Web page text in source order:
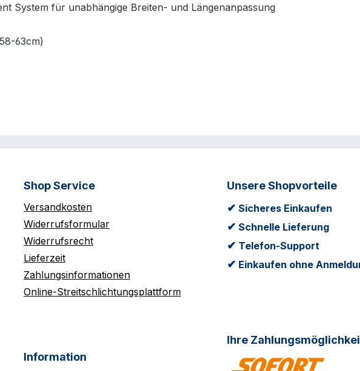
System für unabhängige Breiten- und Längenanpassung
63cm)
Shop Service
Versandkosten
Widerrufsformular
Widerrufsrecht
Lieferzeit
Zahlungsinformationen
Online-Streitschlichtungsplattform
Information
Unsere Shopvorteile
✔ Sicheres Einkaufen
✔ Schnelle Lieferung
✔ Telefon-Support
✔ Einkaufen ohne
Ihre